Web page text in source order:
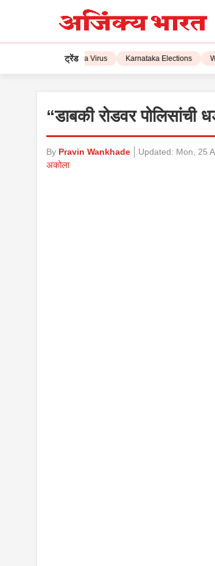
ट्रेंड
Corona Virus Karnataka Elections
“डाबकी रोडवर पोलिसांची
By Pravin Wankhade Updated: Mon, 25
अकोला